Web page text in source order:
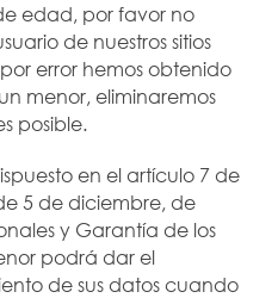
edad, por favor no
de nuestros sitios
error hemos obtenido
menor, eliminaremos
posible.
en el artículo 7 de
5 de diciembre, de
y Garantía de los
podrá dar el
de sus datos cuando